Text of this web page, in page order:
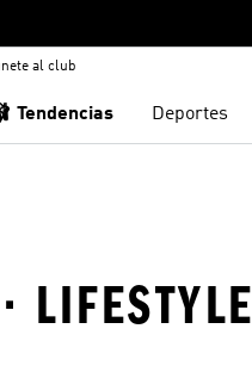
al club
Tendencias Deportes
LIFESTYLE